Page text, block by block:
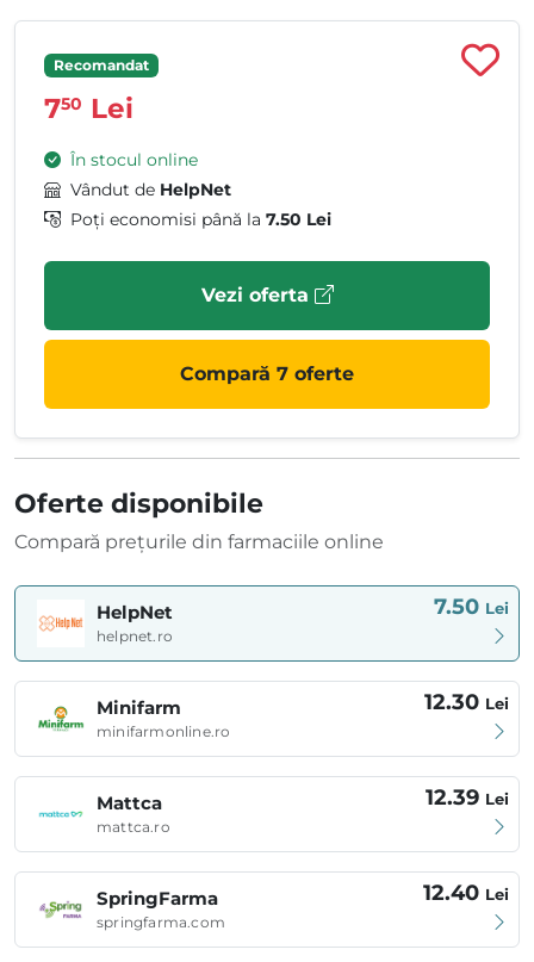
Recomandat
750 Lei
În stocul online
Vândut de HelpNet
Poți economisi până la 7.50 Lei
Vezi oferta
Compară 7 oferte
Oferte disponibile
Compară prețurile din farmaciile online
HelpNet
helpnet.ro
7.50 Lei
Minifarm
minifarmonline.ro
12.30 Lei
Mattca
mattca.ro
12.39 Lei
SpringFarma
springfarma.com
12.40 Lei